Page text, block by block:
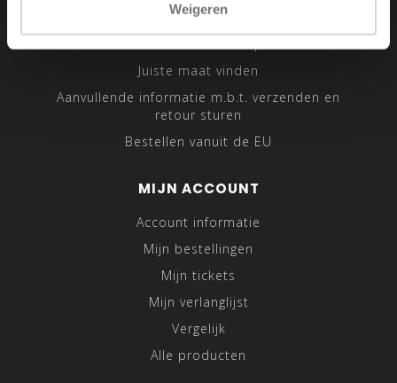
Weigeren
Traveling Tailor
Juiste maat vinden
Aanvullende informatie m.b.t. verzenden en
retour sturen
Bestellen vanuit de EU
MIJN ACCOUNT
Account informatie
Mijn bestellingen
Mijn tickets
Mijn verlanglijst
Vergelijk
Alle producten